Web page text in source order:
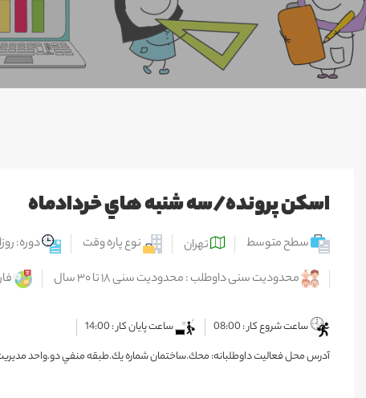
اسكن پرونده/سه شنبه هاي خردادماه
سطح متوسط تهران نوع پاره وقت دوره:
محدودیت سنی داوطلب : محدودیت سنی ۱۸ تا ۳۰ سال
ساعت شروع کار : 08:00
ساعت پایان کار : 14:00
آدرس محل فعالیت داوطلبانه: محك.ساختمان شماره يك.طبقه منفي دو.واحد